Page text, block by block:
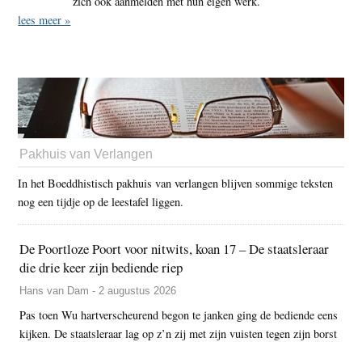
lees meer »
Pakhuis van Verlangen
In het Boeddhistisch pakhuis van verlangen blijven sommige teksten
nog een tijdje op de leestafel liggen.
De Poortloze Poort voor nitwits, koan 17 – De staatsleraar
die drie keer zijn bediende riep
Hans van Dam - 2 augustus 2026
Pas toen Wu hartverscheurend begon te janken ging de bediende eens
kijken. De staatsleraar lag op z’n zij met zijn vuisten tegen zijn borst